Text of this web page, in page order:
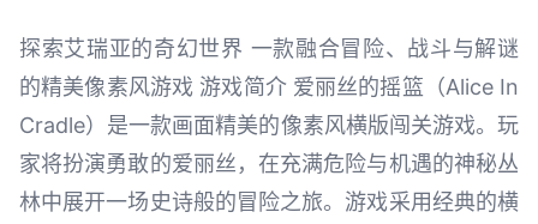
探索艾瑞亚的奇幻世界 一款融合冒险、战斗与解谜
的精美像素风游戏 游戏简介 爱丽丝的摇篮（Alice In
Cradle）是一款画面精美的像素风横版闯关游戏。玩
家将扮演勇敢的爱丽丝，在充满危险与机遇的神秘丛
林中展开一场史诗般的冒险之旅。游戏采用经典的横